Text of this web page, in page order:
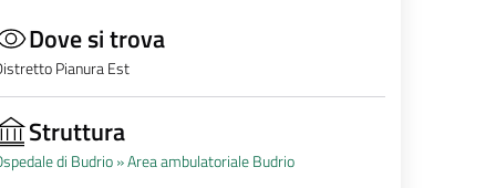
Dove si trova
Pianura Est
Struttura
di Budrio »Area ambulatoriale Budrio